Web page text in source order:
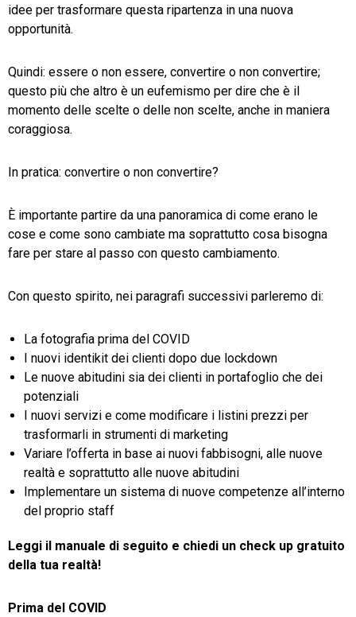
idee per trasformare questa ripartenza in una nuova
opportunità.
Quindi: essere o non essere, convertire o non convertire;
questo più che altro è un eufemismo per dire che è il
momento delle scelte o delle non scelte, anche in maniera
coraggiosa.
In pratica: convertire o non convertire?
È importante partire da una panoramica di come erano le
cose e come sono cambiate ma soprattutto cosa bisogna
fare per stare al passo con questo cambiamento.
Con questo spirito, nei paragrafi successivi parleremo di:
La fotografia prima del COVID
I nuovi identikit dei clienti dopo due lockdown
Le nuove abitudini sia dei clienti in portafoglio che dei
potenziali
I nuovi servizi e come modificare i listini prezzi per
trasformarli in strumenti di marketing
Variare l’offerta in base ai nuovi fabbisogni, alle nuove
realtà e soprattutto alle nuove abitudini
Implementare un sistema di nuove competenze all’interno
del proprio staff
Leggi il manuale di seguito e chiedi un check up gratuito
della tua realtà!
Prima del COVID